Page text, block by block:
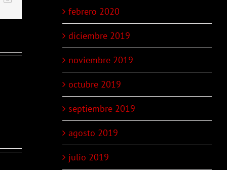
febrero 2020
diciembre 2019
noviembre 2019
octubre 2019
septiembre 2019
agosto 2019
julio 2019